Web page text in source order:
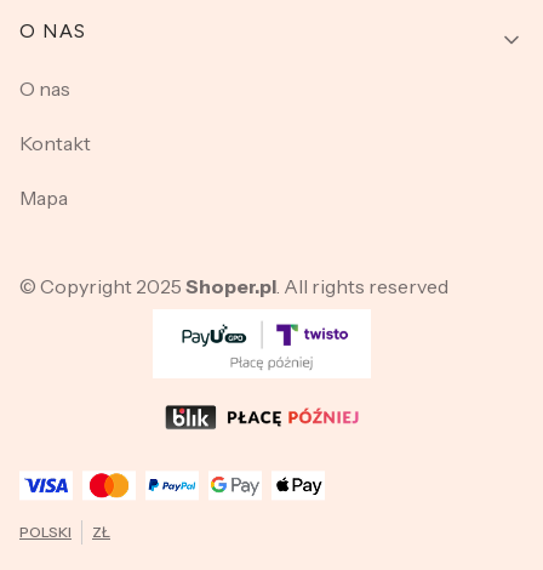
O NAS
O nas
Kontakt
Mapa
© Copyright 2025 Shoper.pl . All rights reserved
POLSKI ZŁ